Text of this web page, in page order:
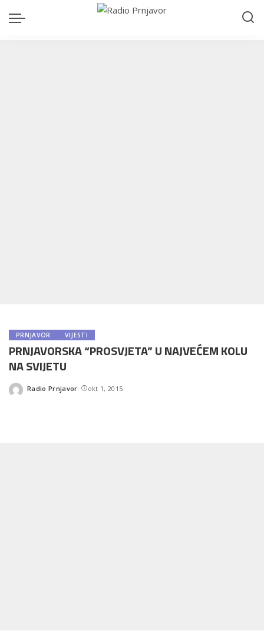
PRNJAVOR VIJESTI
PRNJAVORSKA “PROSVJETA” U NAJVEĆEM KOLU
NA SVIJETU
Posted
Radio Prnjavor okt 1, 2015